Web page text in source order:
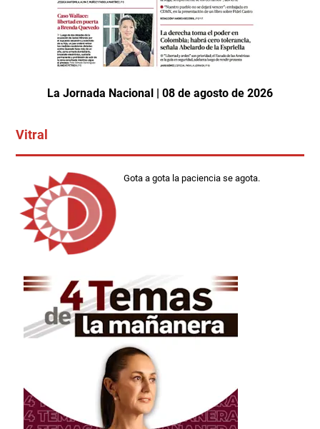
La Jornada Nacional | 08 de agosto de 2026
Vitral
Gota a gota la paciencia se agota.